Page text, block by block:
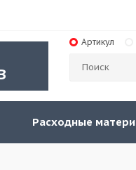
Артикул
Расходные